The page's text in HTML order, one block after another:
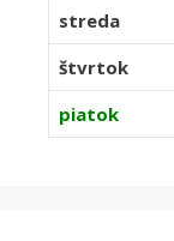
streda
štvrtok
piatok